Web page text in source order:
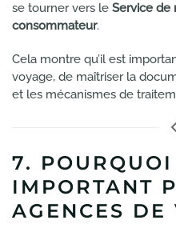
se tourner vers le Service de
consommateur.
Cela montre qu’il est
voyage, de maîtriser la
et les mécanismes de
7. POURQUOI
IMPORTANT
AGENCES DE